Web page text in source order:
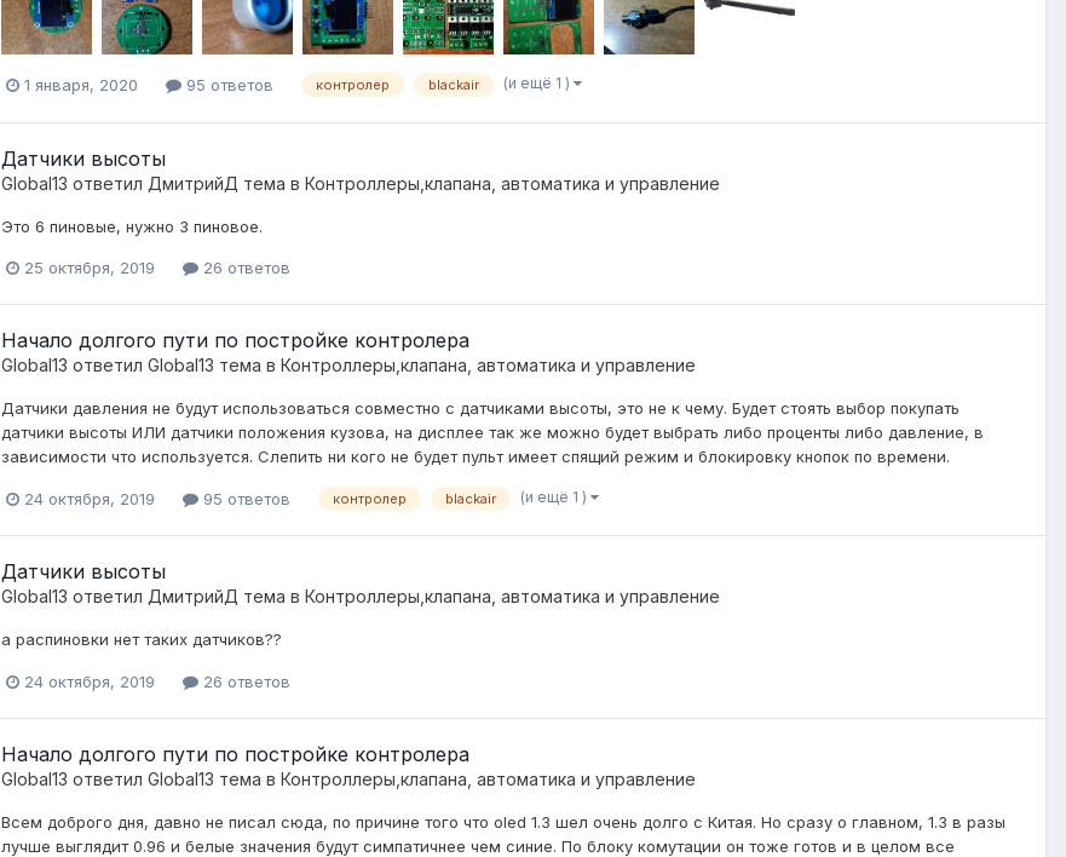
1 января, 2020 95 ответов контролер blackair (и ещё 1 )
Датчики высоты
Global13 ответил ДмитрийД тема в Контроллеры,клапана, автоматика и управление
Это 6 пиновые, нужно 3 пиновое.
25 октября, 2019 26 ответов
Начало долгого пути по постройке контролера
Global13 ответил Global13 тема в Контроллеры,клапана, автоматика и управление
Датчики давления не будут использоваться совместно с датчиками высоты, это не к чему. Будет стоять выбор покупать
датчики высоты ИЛИ датчики положения кузова, на дисплее так же можно будет выбрать либо проценты либо давление, в
зависимости что используется. Слепить ни кого не будет пульт имеет спящий режим и блокировку кнопок по времени.
24 октября, 2019 95 ответов контролер blackair (и ещё 1 )
Датчики высоты
Global13 ответил ДмитрийД тема в Контроллеры,клапана, автоматика и управление
а распиновки нет таких датчиков??
24 октября, 2019 26 ответов
Начало долгого пути по постройке контролера
Global13 ответил Global13 тема в Контроллеры,клапана, автоматика и управление
Всем доброго дня, давно не писал сюда, по причине того что oled 1.3 шел очень долго с Китая. Но сразу о главном, 1.3 в разы
лучше выглядит 0.96 и белые значения будут симпатичнее чем синие. По блоку комутации он тоже готов и в целом все